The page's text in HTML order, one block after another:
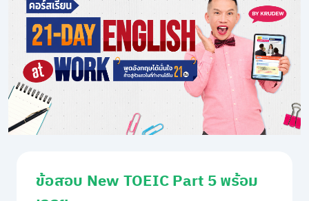
ข้อสอบ New TOEIC Part 5 พร้อม